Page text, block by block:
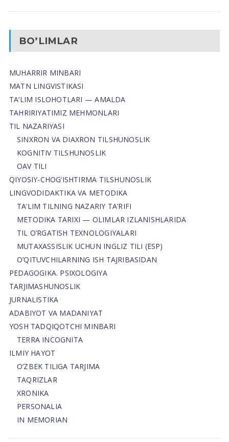
BO’LIMLAR
MUHARRIR MINBARI
MATN LINGVISTIKASI
TA’LIM ISLOHOTLARI — AMALDA
TAHRIRIYATIMIZ MEHMONLARI
TIL NAZARIYASI
SINXRON VA DIAXRON TILSHUNOSLIK
KOGNITIV TILSHUNOSLIK
OAV TILI
QIYOSIY-CHOG‘ISHTIRMA TILSHUNOSLIK
LINGVODIDAKTIKA VA METODIKA
TA’LIM TILNING NAZARIY TA’RIFI
METODIKA TARIXI — OLIMLAR IZLANISHLARIDA
TIL O’RGATISH TEXNOLOGIYALARI
MUTAXASSISLIK UCHUN INGLIZ TILI (ESP)
O’QITUVCHILARNING ISH TAJRIBASIDAN
PEDAGOGIKA. PSIXOLOGIYA
TARJIMASHUNOSLIK
JURNALISTIKA
ADABIYOT VA MADANIYAT
YOSH TADQIQOTCHI MINBARI
TERRA INCOGNITA
ILMIY HAYOT
O’ZBEK TILIGA TARJIMA
TAQRIZLAR
XRONIKA
PERSONALIA
IN MEMORIAN